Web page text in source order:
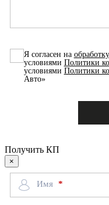
Я согласен на
условиями Политики
условиями Политики
Авто»
Получить КП
×
Имя